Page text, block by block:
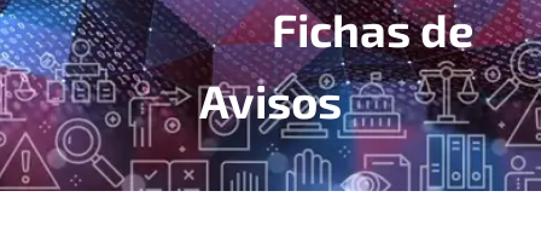
Fichas de
Avisos
F. Aviso para
el uso de
torres para la
G. Aviso para
el uso de
postes de
propiedad
privada para
H. Aviso para
el uso de
ductos
subterranos
de propiedad
privada para